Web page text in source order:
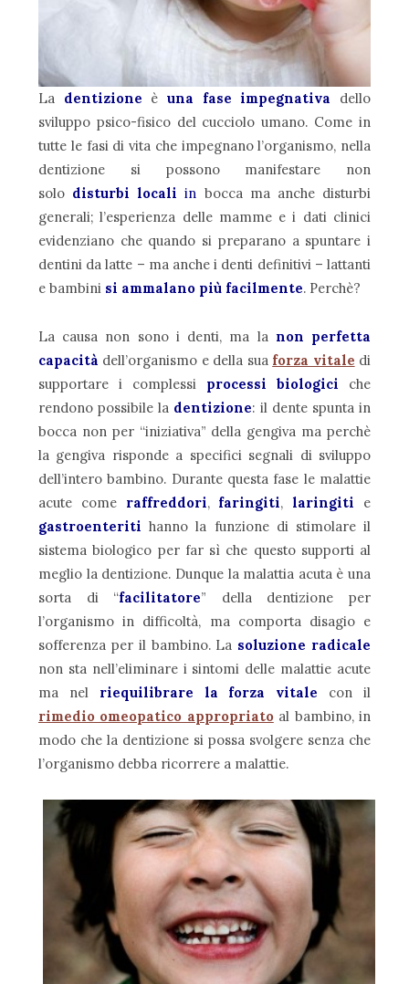
La dentizione èuna fase impegnativa dello
sviluppo psico-fisico del cucciolo umano. Come in
tutte le fasi di vita che impegnano l’organismo, nella
dentizione si possono manifestare non
solo disturbi locali in bocca ma anche disturbi
generali; l’esperienza delle mamme e i dati clinici
evidenziano che quando si preparano a spuntare i
dentini da latte – ma anche i denti definitivi – lattanti
e bambini si ammalano più facilmente. Perchè?
La causa non sono i denti, ma la non perfetta
capacità dell’organismo e della sua forza vitale di
supportare i complessi processi biologici che
rendono possibile la dentizione: il dente spunta in
bocca non per “iniziativa” della gengiva ma perchè
la gengiva risponde a specifici segnali di sviluppo
dell’intero bambino. Durante questa fase le malattie
acute come raffreddori, faringiti,laringiti
e
gastroenteritihanno la funzione di stimolare il
sistema biologico per far sì che questo supporti al
meglio la dentizione. Dunque la malattia acuta è una
sorta di “facilitatore” della dentizione per
l’organismo in difficoltà, ma comporta disagio e
sofferenza per il bambino. La soluzione radicale
non sta nell’eliminare i sintomi delle malattie acute
ma nel riequilibrare la forza vitale con il
rimedio omeopatico appropriato al bambino, in
modo che la dentizione si possa svolgere senza che
l’organismo debba ricorrere a malattie.